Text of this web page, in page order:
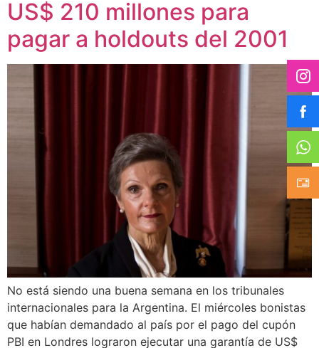
US$ 210 millones para
pagar a holdouts del 2001
No está siendo una buena semana en los tribunales
internacionales para la Argentina. El miércoles bonistas
que habían demandado al país por el pago del cupón
PBI en Londres lograron ejecutar una garantía de US$